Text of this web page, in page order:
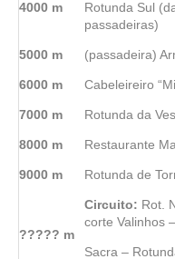
4000 m
Rotunda Sul
passadeiras)
5000 m (passadeira)
6000 m Cabeleireiro
7000 m Rotunda da
8000 m Restaurante
9000 m Rotunda de
????? m
Circuito: Rot.
corte Valinhos
Sacra –